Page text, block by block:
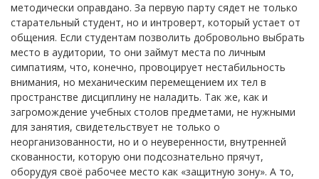
методически оправдано. За первую парту сядет не только
старательный студент, но и интроверт, который устает от
общения. Если студентам позволить добровольно выбрать
место в аудитории, то они займут места по личным
симпатиям, что, конечно, провоцирует нестабильность
внимания, но механическим перемещением их тел в
пространстве дисциплину не наладить. Так же, как и
загромождение учебных столов предметами, не нужными
для занятия, свидетельствует не только о
неорганизованности, но и о неуверенности, внутренней
скованности, которую они подсознательно прячут,
оборудуя своё рабочее место как «защитную зону». А то,